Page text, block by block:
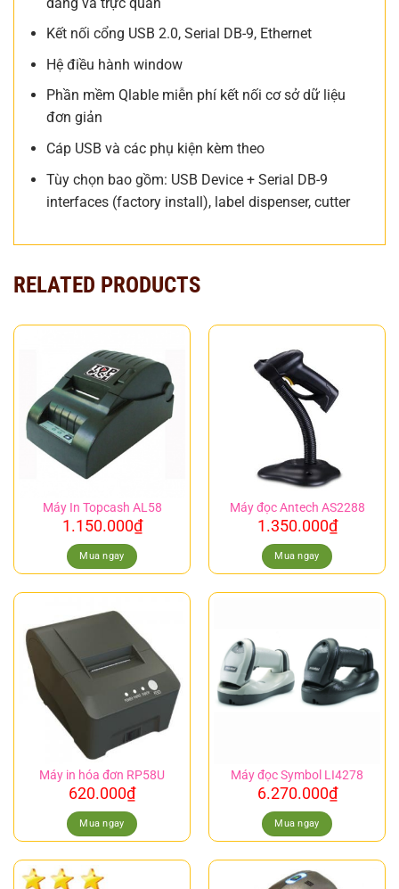
Kết nối cổng USB 2.0, Serial DB-9, Ethernet
Hệ điều hành window
Phần mềm Qlable miễn phí kết nối cơ sở dữ liệu
đơn giản
Cáp USB và các phụ kiện kèm theo
Tùy chọn bao gồm: USB Device + Serial DB-9
interfaces (factory install), label dispenser, cutter
RELATED PRODUCTS
Máy In Topcash AL58
1.150.000₫
Mua ngay
Máy đọc Antech AS2288
1.350.000₫
Mua ngay
Máy in hóa đơn RP58U
620.000₫
Mua ngay
Máy đọc Symbol LI4278
6.270.000₫
Mua ngay